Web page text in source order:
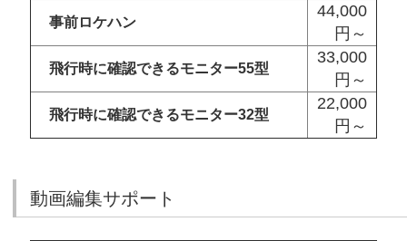
事前ロケハン
44,000
円～
飛行時に確認できるモニター55型
33,000
円～
飛行時に確認できるモニター32型
22,000
円～
動画編集サポート